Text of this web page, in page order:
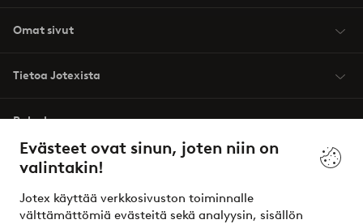
Evästeet ovat sinun, joten niin on
valintakin!
Jotex käyttää verkkosivuston toiminnalle
välttämättömiä evästeitä sekä analyysin, sisällön
Omat sivut
Tietoa Jotexista
Palvelumme
Ehdot
Ystävät